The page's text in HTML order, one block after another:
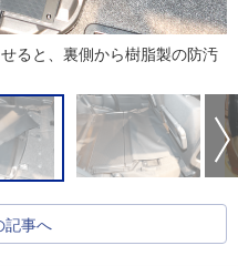
ると、裏側から樹脂製の防汚
記事へ